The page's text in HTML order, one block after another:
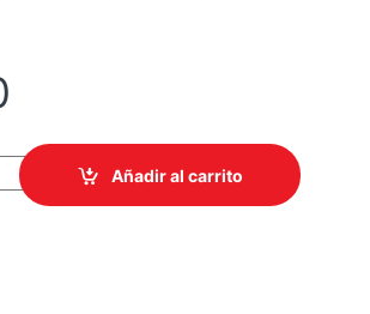
LASER IR 1643P SF MONOCROMATICA
Añadir al carrito